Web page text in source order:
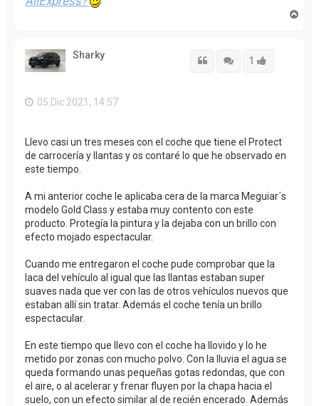
Sharky Citar 1
Citar
05 Dic 2021, 14:57
Llevo casi un tres meses con el coche que tiene el Protect
de carrocería y llantas y os contaré lo que he observado en
este tiempo.
A mi anterior coche le aplicaba cera de la marca Meguiar´s
modelo Gold Class y estaba muy contento con este
producto. Protegía la pintura y la dejaba con un brillo con
efecto mojado espectacular.
Cuando me entregaron el coche pude comprobar que la
laca del vehículo al igual que las llantas estaban super
suaves nada que ver con las de otros vehículos nuevos que
estaban allí sin tratar. Además el coche tenía un brillo
espectacular.
En este tiempo que llevo con el coche ha llovido y lo he
metido por zonas con mucho polvo. Con la lluvia el agua se
queda formando unas pequeñas gotas redondas, que con
el aire, o al acelerar y frenar fluyen por la chapa hacia el
suelo, con un efecto similar al de recién encerado. Además